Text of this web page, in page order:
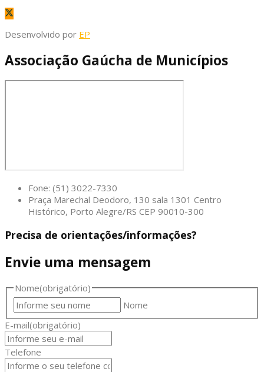
Desenvolvido por EP
Associação Gaúcha de Municípios
Fone: (51) 3022-7330
Praça Marechal Deodoro, 130 sala 1301 Centro
Histórico, Porto Alegre/RS CEP 90010-300
Precisa de orientações/informações?
Envie uma mensagem
Nome(obrigatório)
Nome
E-mail(obrigatório)
Telefone